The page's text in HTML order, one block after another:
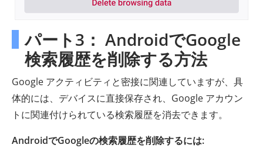
パート3： AndroidでGoogle
検索履歴を削除する方法
Google アクティビティと密接に関連していますが、具
体的には、デバイスに直接保存され、Google アカウン
トに関連付けられている検索履歴を消去できます。
AndroidでGoogleの検索履歴を削除するには: